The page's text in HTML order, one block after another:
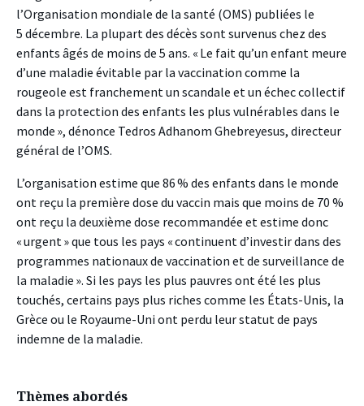
l’Organisation mondiale de la santé (OMS) publiées le
5 décembre. La plupart des décès sont survenus chez des
enfants âgés de moins de 5 ans. « Le fait qu’un enfant meure
d’une maladie évitable par la vaccination comme la
rougeole est franchement un scandale et un échec collectif
dans la protection des enfants les plus vulnérables dans le
monde », dénonce Tedros Adhanom Ghebreyesus, directeur
général de l’OMS.
L’organisation estime que 86 % des enfants dans le monde
ont reçu la première dose du vaccin mais que moins de 70 %
ont reçu la deuxième dose recommandée et estime donc
« urgent » que tous les pays « continuent d’investir dans des
programmes nationaux de vaccination et de surveillance de
la maladie ». Si les pays les plus pauvres ont été les plus
touchés, certains pays plus riches comme les États-Unis, la
Grèce ou le Royaume-Uni ont perdu leur statut de pays
indemne de la maladie.
Thèmes abordés